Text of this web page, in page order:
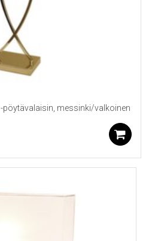
pöytävalaisin, messinki/valkoinen